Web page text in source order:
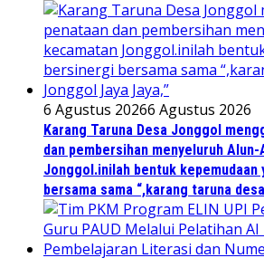
6 Agustus 20266 Agustus 2026
Karang Taruna Desa Jonggol
dan pembersihan menyeluruh
Jonggol.inilah bentuk
bersama sama “,karang taruna